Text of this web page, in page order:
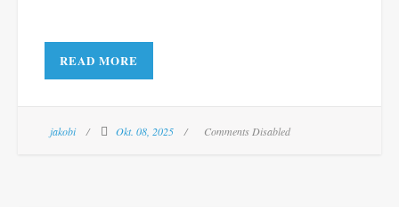
READ MORE
jakobi Okt. 08, 2025 Comments Disabled